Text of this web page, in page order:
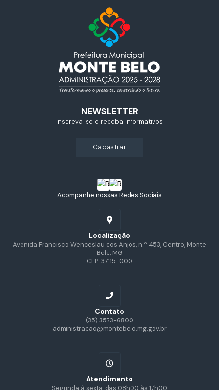
Acompanhe nossas Redes Sociais
Localização
Avenida Francisco Wenceslau dos Anjos, n.º 453, Centro, Monte
Belo, MG
CEP: 37115-000
Contato
(35) 3573-6800
administracao@montebelo.mg.gov.br
Atendimento
Segunda à sexta, das 08h00 às 17h00
NEWSLETTER
Inscreva-se e receba informativos
cadastrar